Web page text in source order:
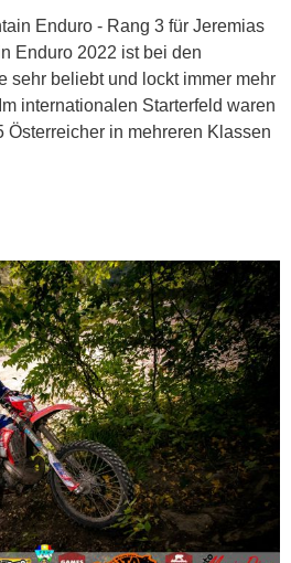
Enduro - Rang 3 für Jeremias
Enduro 2022 ist bei den
sehr beliebt und lockt immer mehr
internationalen Starterfeld waren
Österreicher in mehreren Klassen